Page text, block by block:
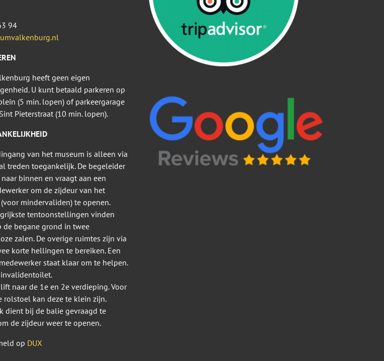
94
heeft geen eigen
U kunt betaald parkeren op
(5 min. lopen) of parkeergarage
Pieterstraat (10 min. lopen).
van het museum is alleen via
treden toegankelijk. De begeleider
binnen en vraagt aan een
om de zijdeur van het
mindervaliden) te openen.
tentoonstellingen vinden
de begane grond in twee
zalen. De overige ruimtes zijn via
korte hellingen te bereiken. Een
staat klaar om te helpen.
invalidentoilet.
naar de 1e en 2e verdieping. Voor
rolstoel kan deze te klein zijn.
dient bij de balie gevraagd te
de zijdeur weer te openen.
op DUX